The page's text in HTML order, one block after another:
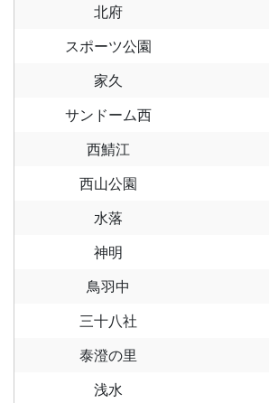
北府
スポーツ公園
家久
サンドーム西
西鯖江
西山公園
水落
神明
鳥羽中
三十八社
泰澄の里
浅水